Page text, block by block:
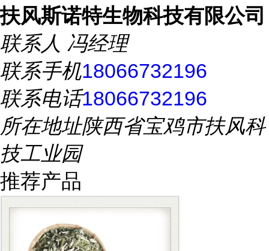
扶风斯诺特生物科技有限公司
联系人 冯经理
联系手机18066732196
联系电话18066732196
所在地址陕西省宝鸡市扶风科
技工业园
推荐产品